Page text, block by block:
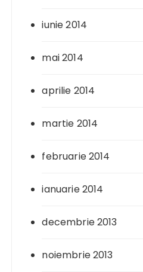
iunie 2014
mai 2014
aprilie 2014
martie 2014
februarie 2014
ianuarie 2014
decembrie 2013
noiembrie 2013